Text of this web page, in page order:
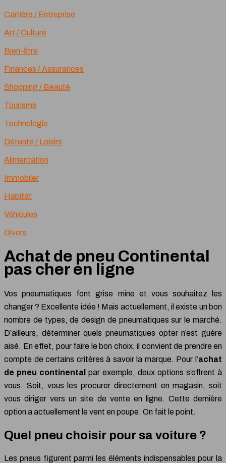
Carrière / Entreprise
Art / Culture
Bien-être
Finances / Assurances
Shopping / Beauté
Tourisme
Technologie
Détente / Loisirs
Alimentation
Immobiler
Habitat
Véhicules
Divers
Achat de pneu Continental
pas cher en ligne
Vos pneumatiques font grise mine et vous souhaitez les
changer ? Excellente idée ! Mais actuellement, il existe un bon
nombre de types, de design de pneumatiques sur le marché.
D’ailleurs, déterminer quels pneumatiques opter n’est guère
aisé. En effet, pour faire le bon choix, il convient de prendre en
compte de certains critères à savoir la marque. Pour l’achat
de pneu continental par exemple, deux options s’offrent à
vous. Soit, vous les procurer directement en magasin, soit
vous diriger vers un site de vente en ligne. Cette dernière
option a actuellement le vent en poupe. On fait le point.
Quel pneu choisir pour sa voiture ?
Les pneus figurent parmi les éléments indispensables pour la